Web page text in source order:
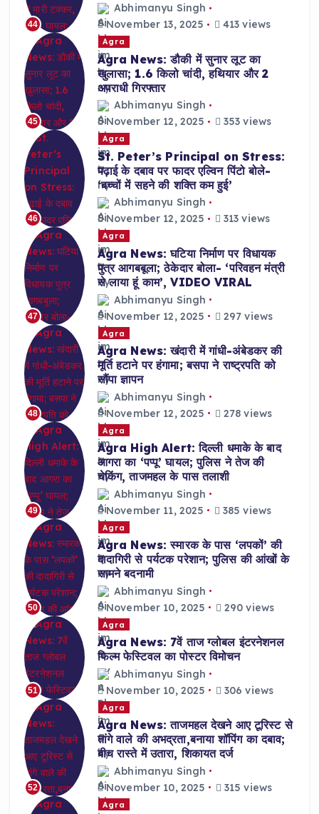
44
Abhimanyu Singh
November 13, 2025
413 views
45
Agra
Agra News: डौकी में सुनार लूट का
खुलासा; 1.6 किलो चांदी, हथियार और 2
अपराधी गिरफ्तार
Abhimanyu Singh
November 12, 2025
353 views
46
Agra
St. Peter’s Principal on Stress:
पढ़ाई के दबाव पर फादर एल्विन पिंटो बोले-
‘बच्चों में सहने की शक्ति कम हुई’
Abhimanyu Singh
November 12, 2025
313 views
47
Agra
Agra News: घटिया निर्माण पर विधायक
पुत्र आगबबूला; ठेकेदार बोला- ‘परिवहन मंत्री
से लाया हूं काम’, VIDEO VIRAL
Abhimanyu Singh
November 12, 2025
297 views
48
Agra
Agra News: खंदारी में गांधी-अंबेडकर की
मूर्ति हटाने पर हंगामा; बसपा ने राष्ट्रपति को
सौंपा ज्ञापन
Abhimanyu Singh
November 12, 2025
278 views
49
Agra
Agra High Alert: दिल्ली धमाके के बाद
आगरा का ‘पप्पू’ घायल; पुलिस ने तेज की
चेकिंग, ताजमहल के पास तलाशी
Abhimanyu Singh
November 11, 2025
385 views
50
Agra
Agra News: स्मारक के पास ‘लपकों’ की
दादागिरी से पर्यटक परेशान; पुलिस की आंखों के
सामने बदनामी
Abhimanyu Singh
November 10, 2025
290 views
51
Agra
Agra News: 7वें ताज ग्लोबल इंटरनेशनल
फिल्म फेस्टिवल का पोस्टर विमोचन
Abhimanyu Singh
November 10, 2025
306 views
52
Agra
Agra News: ताजमहल देखने आए टूरिस्ट से
तांगे वाले की अभद्रता,बनाया शॉपिंग का दबाव;
बीच रास्ते में उतारा, शिकायत दर्ज
Abhimanyu Singh
November 10, 2025
315 views
Agra